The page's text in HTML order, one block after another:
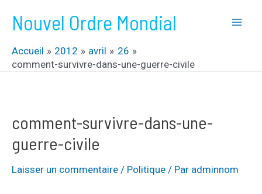
contenu
Nouvel Ordre Mondial
Accueil 2012 avril
26
comment-survivre-dans-une-guerre-civile
comment-survivre-dans-une-
guerre-civile
Laisser un commentaire / Politique / Par adminnom